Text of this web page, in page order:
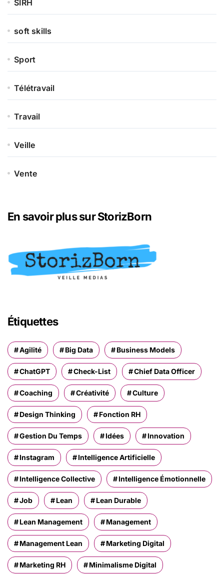
SIRH
soft skills
Sport
Télétravail
Travail
Veille
Vente
En savoir plus sur StorizBorn
Étiquettes
Agilité Big Data Business Models
ChatGPT Check-List Chief Data Officer
Coaching Créativité Culture
Design Thinking Fonction RH
Gestion Du Temps Idées Innovation
Instagram Intelligence Artificielle
Intelligence Collective Intelligence Émotionnelle
Job Lean Lean Durable
Lean Management Management
Management Lean Marketing Digital
Marketing RH Minimalisme Digital